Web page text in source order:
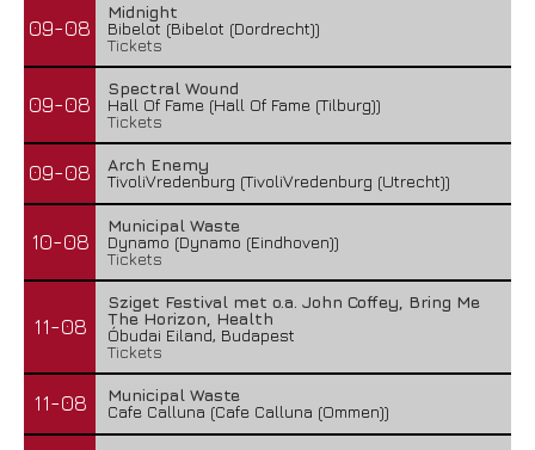
09-08
Midnight
Bibelot (Bibelot (Dordrecht))
Tickets
09-08
Spectral Wound
Hall Of Fame (Hall Of Fame (Tilburg))
Tickets
09-08
Arch Enemy
TivoliVredenburg (TivoliVredenburg (Utrecht))
10-08
Municipal Waste
Dynamo (Dynamo (Eindhoven))
Tickets
11-08
Sziget Festival met o.a. John Coffey, Bring Me
The Horizon, Health
Óbudai Eiland, Budapest
Tickets
11-08
Municipal Waste
Cafe Calluna (Cafe Calluna (Ommen))